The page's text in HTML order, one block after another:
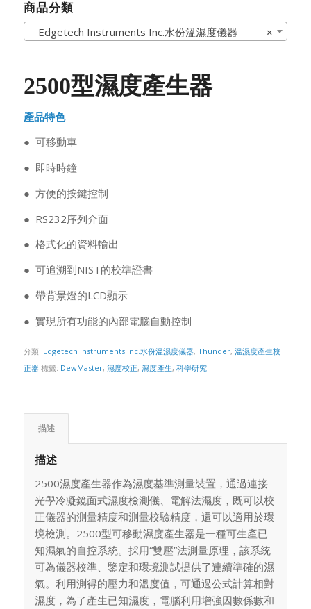
商品分類
×
Edgetech Instruments Inc.水份溫濕度儀器
2500型濕度產生器
產品特色
● 可移動車
● 即時時鐘
● 方便的按鍵控制
● RS232序列介面
● 格式化的資料輸出
● 可追溯到NIST的校準證書
● 帶背景燈的LCD顯示
● 實現所有功能的內部電腦自動控制
分類: Edgetech Instruments Inc.水份溫濕度儀器, Thunder, 溫濕度產生校
正器 標籤: DewMaster, 濕度校正, 濕度產生, 科學研究
描述
描述
2500濕度產生器作為濕度基準測量裝置，通過連接
光學冷凝鏡面式濕度檢測儀、電解法濕度，既可以校
正儀器的測量精度和測量校驗精度，還可以適用於環
境檢測。2500型可移動濕度產生器是一種可生產已
知濕氣的自控系統。採用“雙壓”法測量原理，該系統
可為儀器校準、鑒定和環境測試提供了連續準確的濕
氣。利用測得的壓力和溫度值，可通過公式計算相對
濕度，為了產生已知濕度，電腦利用增強因數係數和